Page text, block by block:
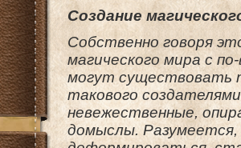
Создание
Собственно говоря
магического мира с
могут существовать
такового
невежественные,
домыслы. Разумеется,